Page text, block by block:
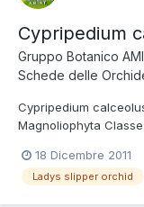
Cypripedium
Gruppo Botanico
Schede delle
Cypripedium
Magnoliophyta
madonna. Etimologia
cupris=cipride
18 Dicembre 2011
Ladys slipper orchid